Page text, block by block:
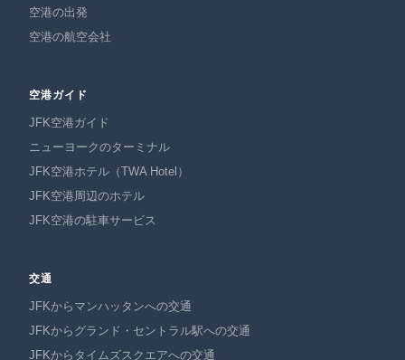
空港の出発
空港の航空会社
空港ガイド
JFK空港ガイド
ニューヨークのターミナル
JFK空港ホテル（TWA Hotel）
JFK空港周辺のホテル
JFK空港の駐車サービス
交通
JFKからマンハッタンへの交通
JFKからグランド・セントラル駅への交通
JFKからタイムズスクエアへの交通